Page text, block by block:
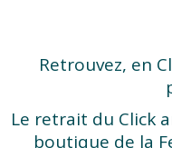
Retrouvez, en
Le retrait du Click
boutique de la